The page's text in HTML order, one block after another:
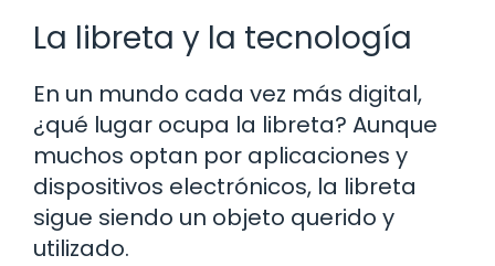
La libreta y la tecnología
En un mundo cada vez más digital,
¿qué lugar ocupa la libreta? Aunque
muchos optan por aplicaciones y
dispositivos electrónicos, la libreta
sigue siendo un objeto querido y
utilizado.